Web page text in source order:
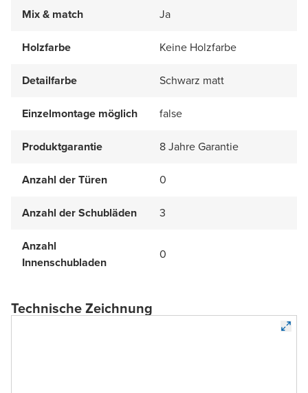
Mix & match Ja
Holzfarbe Keine Holzfarbe
Detailfarbe Schwarz matt
Einzelmontage möglich false
Produktgarantie 8 Jahre Garantie
Anzahl der Türen 0
Anzahl der Schubläden 3
Anzahl
Innenschubladen
0
Technische Zeichnung